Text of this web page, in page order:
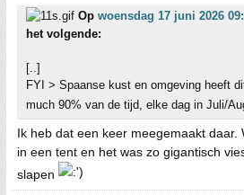
Op woensdag 17 juni 2026
het volgende:
[..]
FYI > Spaanse kust en omgeving heeft
much 90% van de tijd, elke dag in Juli/
Ik heb dat een keer meegemaakt daar.
in een tent en het was zo gigantisch
slapen